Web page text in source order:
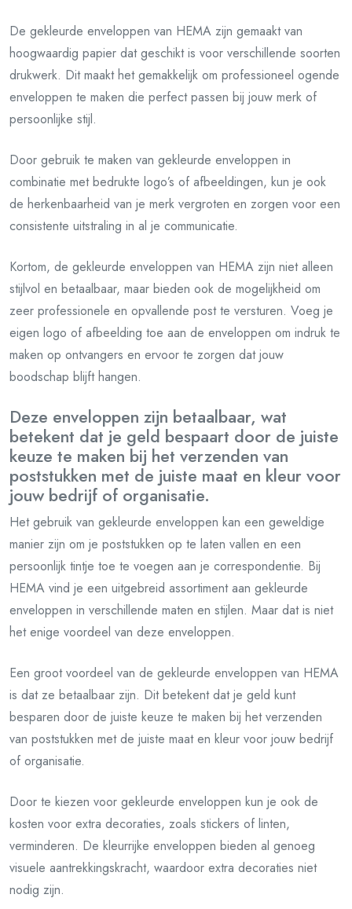
De gekleurde enveloppen van HEMA zijn gemaakt van
hoogwaardig papier dat geschikt is voor verschillende soorten
drukwerk. Dit maakt het gemakkelijk om professioneel ogende
enveloppen te maken die perfect passen bij jouw merk of
persoonlijke stijl.
Door gebruik te maken van gekleurde enveloppen in
combinatie met bedrukte logo’s of afbeeldingen, kun je ook
de herkenbaarheid van je merk vergroten en zorgen voor een
consistente uitstraling in al je communicatie.
Kortom, de gekleurde enveloppen van HEMA zijn niet alleen
stijlvol en betaalbaar, maar bieden ook de mogelijkheid om
zeer professionele en opvallende post te versturen. Voeg je
eigen logo of afbeelding toe aan de enveloppen om indruk te
maken op ontvangers en ervoor te zorgen dat jouw
boodschap blijft hangen.
Deze enveloppen zijn betaalbaar, wat
betekent dat je geld bespaart door de juiste
keuze te maken bij het verzenden van
poststukken met de juiste maat en kleur voor
jouw bedrijf of organisatie.
Het gebruik van gekleurde enveloppen kan een geweldige
manier zijn om je poststukken op te laten vallen en een
persoonlijk tintje toe te voegen aan je correspondentie. Bij
HEMA vind je een uitgebreid assortiment aan gekleurde
enveloppen in verschillende maten en stijlen. Maar dat is niet
het enige voordeel van deze enveloppen.
Een groot voordeel van de gekleurde enveloppen van HEMA
is dat ze betaalbaar zijn. Dit betekent dat je geld kunt
besparen door de juiste keuze te maken bij het verzenden
van poststukken met de juiste maat en kleur voor jouw bedrijf
of organisatie.
Door te kiezen voor gekleurde enveloppen kun je ook de
kosten voor extra decoraties, zoals stickers of linten,
verminderen. De kleurrijke enveloppen bieden al genoeg
visuele aantrekkingskracht, waardoor extra decoraties niet
nodig zijn.